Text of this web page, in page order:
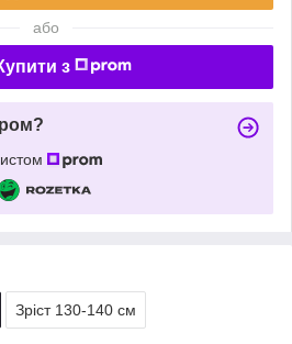
або
з
Зріст 130-140 см